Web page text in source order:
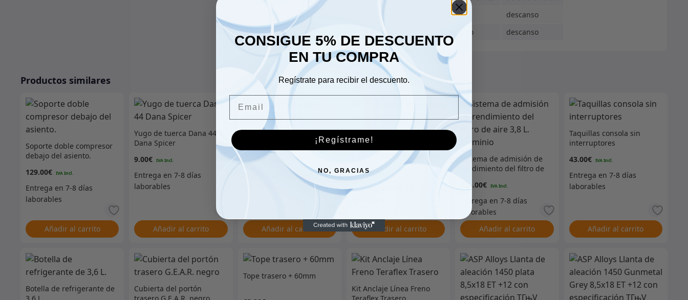
Sábado
descanso
Domingo
descanso
Productos similares
Soporte doble compresor
debajo del asiento.
129.00€
Añadir al carrito
Yugo de tuerca Dana 44
Dana Spicer
9.00€
Añadir al carrito
Marcador de lente
24.00€
Añadir al carrito
Kit de reparación de
interruptor de encendido
sin codificar
49.00€
Añadir al carrito
Sistema de admisión de
rendimiento del filtro de
435.00€
Añadir al carrito
Taquillas consola sin
interruptores
43.00€
Añadir al carrito
Botella de refrigerante de
Cubierta del portón
Tope trasero + 60mm
Kit Anclaje Línea Freno
CONSIGUE 5% DE DESCUENTO
EN TU COMPRA
Regístrate para recibir el descuento.
¡Regístrame!
NO, GRACIAS